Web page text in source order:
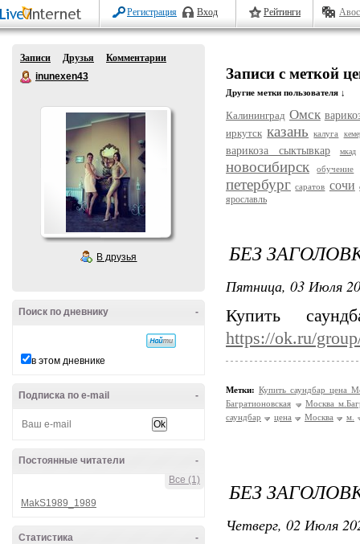
Регистрация Вход Рейтинги
Записи Друзья
Комментарии
inunexen43
В друзья
-
Поиск по дневнику
в этом дневнике
-
Подписка по e-mail
-
Постоянные читатели
Все (1)
MakS1989_1989
-
Статистика
Записи с меткой
Другие метки пользователя ↓
Калининград Омск
иркутск казань калуга
варикоза сыктывкар мкад
новосибирск обучение
петербург саратов сочи
ярославль
БЕЗ
Пятница, 03 Июля
Купить
https://ok.ru/
Метки: Купить саундбар цена
Багратионовская
Москва
саундбар
цена Москва м.
БЕЗ
Четверг, 02 Июля